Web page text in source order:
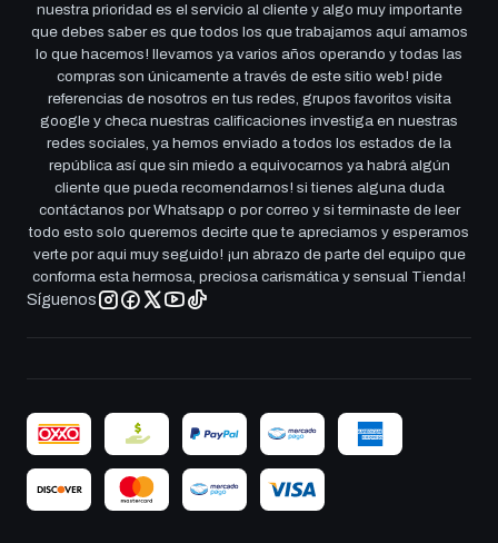
nuestra prioridad es el servicio al cliente y algo muy importante
que debes saber es que todos los que trabajamos aquí amamos
lo que hacemos! llevamos ya varios años operando y todas las
compras son únicamente a través de este sitio web! pide
referencias de nosotros en tus redes, grupos favoritos visita
google y checa nuestras calificaciones investiga en nuestras
redes sociales, ya hemos enviado a todos los estados de la
república así que sin miedo a equivocarnos ya habrá algún
cliente que pueda recomendarnos! si tienes alguna duda
contáctanos por Whatsapp o por correo y si terminaste de leer
todo esto solo queremos decirte que te apreciamos y esperamos
verte por aqui muy seguido! ¡un abrazo de parte del equipo que
conforma esta hermosa, preciosa carismática y sensual Tienda!
Síguenos